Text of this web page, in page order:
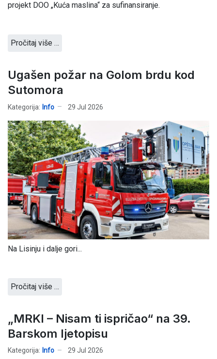
projekt DOO „Kuća maslina“ za sufinansiranje.
Pročitaj više …
Ugašen požar na Golom brdu kod
Sutomora
Kategorija: Info 29 Jul 2026
Na Lisinju i dalje gori...
Pročitaj više …
„MRKI – Nisam ti ispričao“ na 39.
Barskom ljetopisu
Kategorija: Info 29 Jul 2026